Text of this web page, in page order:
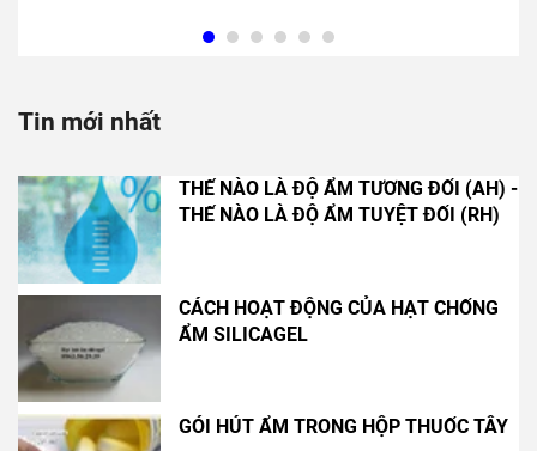
Tin mới nhất
THẾ NÀO LÀ ĐỘ ẨM TƯƠNG ĐỐI (AH) -
THẾ NÀO LÀ ĐỘ ẨM TUYỆT ĐỐI (RH)
CÁCH HOẠT ĐỘNG CỦA HẠT CHỐNG
ẨM SILICAGEL
GÓI HÚT ẨM TRONG HỘP THUỐC TÂY